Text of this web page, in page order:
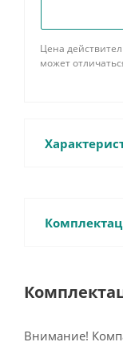
Цена
может
Внимание!